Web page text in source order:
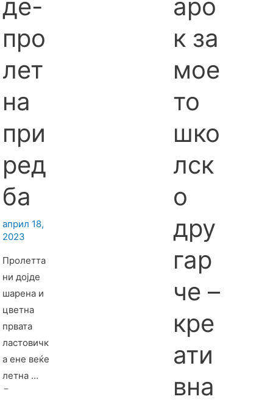
де-
про
лет
на
при
ред
ба
април 18,
2023
Пролетта
ни дојде
шарена и
цветна
првата
ластовичк
а ене веќе
летна …
Дечињата
аро
к за
мое
то
шко
лск
о
дру
гар
че –
кре
ати
вна